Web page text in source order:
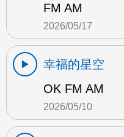
FM AM
2026/05/17
幸福的星空
OK FM AM
2026/05/10